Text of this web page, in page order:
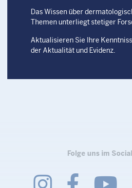
Das Wissen über
Themen unterliegt stetiger
Aktualisieren Sie Ihre
der Aktualität und Evidenz.
Folge uns im